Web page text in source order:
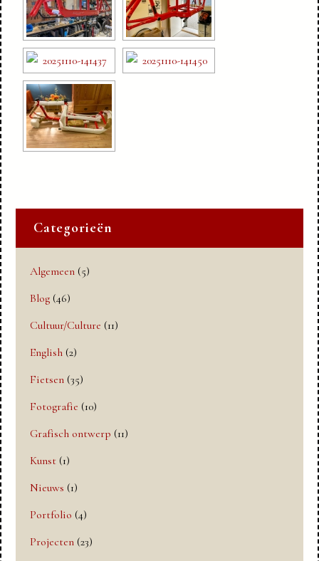
Categorieën
Algemeen (5)
Blog (46)
Cultuur/Culture (11)
English (2)
Fietsen (35)
Fotografie (10)
Grafisch ontwerp (11)
Kunst (1)
Nieuws (1)
Portfolio (4)
Projecten (23)